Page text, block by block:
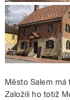
Město Salem
Založili ho totiž